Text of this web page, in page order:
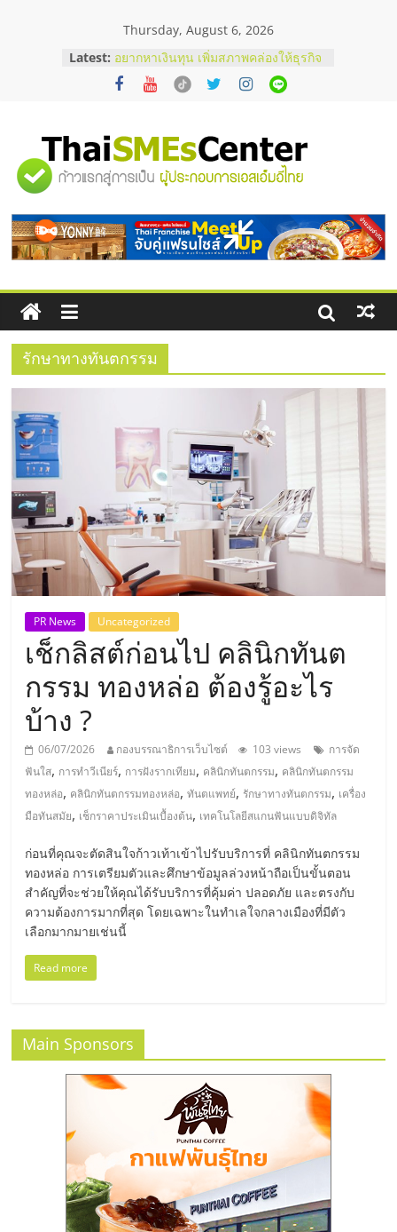
Thursday, August 6, 2026
Latest: บริษัท Cybersecurity ในไทยที่ไหนดี?
วิธีเลือกผู้ให้บริการให้คุ้มค่าและตอบ
โจทย์ธุรกิจ
สัมมนาออนไลน์ โอกาสบริหารสถานี
บริการน้ำมัน Shell
สัมมนาลงทุน แฟรนไชส์ยอนนี่
ไชส์ ครั้งที่ 8
ร้านเครื่องเสียงคุณภาพสูง พร้อม
โซลูชันระบบภาพและเสียง
"ศูนย์
รวม
ข้อมูล
ธุรกิจ
SME
แห่ง
ประเทศไทย,
ThaiSMEsCenter,
รวม
ธุรกิจ
เอ
ส
เอ็
มอี
ไทย,
SMEs,
แฟ
ไชส์,
ปรึกษา
แฟ
รักษาทางทันตกรรม
PR News Uncategorized
เช็กลิสต์ก่อนไป คลินิกทันต
กรรม ทองหล่อ ต้องรู้อะไร
บ้าง ?
06/07/2026 กองบรรณาธิการเว็บไซต์ 103 views
การจัด
ฟันใส, การทำวีเนียร์, การฝังรากเทียม, คลินิกทันตกรรม, คลินิกทันตกรรม
ทองหล่อ, คลินิกทันตกรรมทองหล่อ,ทันตแพทย์, รักษาทางทันตกรรม, เครื่อง
มือทันสมัย, เช็กราคาประเมินเบื้องต้น, เทคโนโลยีสแกนฟันแบบดิจิทัล
ก่อนที่คุณจะตัดสินใจก้าวเท้าเข้าไปรับบริการที่ คลินิกทันตกรรม
ทองหล่อ การเตรียมตัวและศึกษาข้อมูลล่วงหน้าถือเป็นขั้นตอน
สำคัญที่จะช่วยให้คุณได้รับบริการที่คุ้มค่า ปลอดภัย และตรงกับ
ความต้องการมากที่สุด โดยเฉพาะในทำเลใจกลางเมืองที่มีตัว
เลือกมากมายเช่นนี้
Read more
Main Sponsors